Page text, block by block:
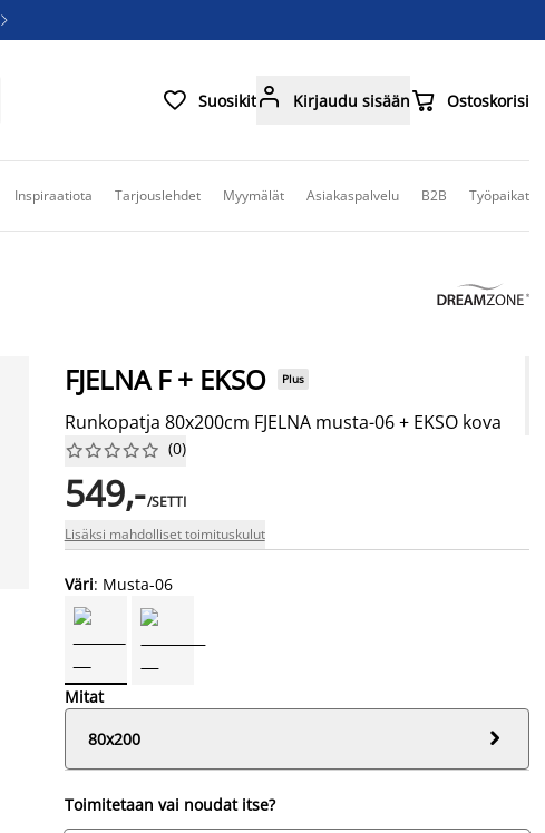

 Suosikit Kirjaudu sisään Ostoskorisi
Inspiraatiota Tarjouslehdet Myymälät Asiakaspalvelu B2B Työpaikat
FJELNA F + EKSO Plus
Runkopatja 80x200cm FJELNA musta-06 + EKSO kova





 (0)
549,-/SETTI
Lisäksi mahdolliset toimituskulut
Väri: Musta-06
Mitat
80x200

Toimitetaan vai noudat itse?